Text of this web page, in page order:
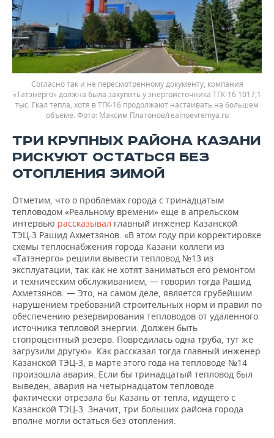
Согласно так и не пересмотренному документу, компания
«Татэнерго» должна была закупить у энергоисточника ТГК-16 1017,1
тыс. Гкал тепла, хотя в ТГК-16 продолжают настаивать на большем
объеме.
Максим Платонов/realnoevremya.ru
ТРИ КРУПНЫХ РАЙОНА КАЗАНИ
РИСКУЮТ ОСТАТЬСЯ БЕЗ
ОТОПЛЕНИЯ ЗИМОЙ
Отметим, что о проблемах города с тринадцатым
тепловодом «Реальному времени» еще в апрельском
интервью рассказывал главный инженер Казанской
ТЭЦ-3 Рашид Ахметзянов. «В этом году при корректировке
схемы теплоснабжения города Казани коллеги из
«Татэнерго» решили вывести тепловод №13 из
эксплуатации, так как не хотят заниматься его ремонтом
и техническим обслуживанием, — говорил тогда Рашид
Ахметзянов. — Это, на самом деле, является грубейшим
нарушением требований строительных норм и правил по
обеспечению резервирования тепловодов от удаленного
источника тепловой энергии. Должен быть
стопроцентный резерв. Повредилась одна труба, тут же
загрузили другую». Как рассказал тогда главный инженер
Казанской ТЭЦ-3, в марте этого года на тепловоде №14
произошла авария. Если бы тринадцатый тепловод был
выведен, авария на четырнадцатом тепловоде
фактически отрезала бы Казань от тепла, идущего с
Казанской ТЭЦ-3. Значит, три больших района города
вполне могли остаться без отопления.